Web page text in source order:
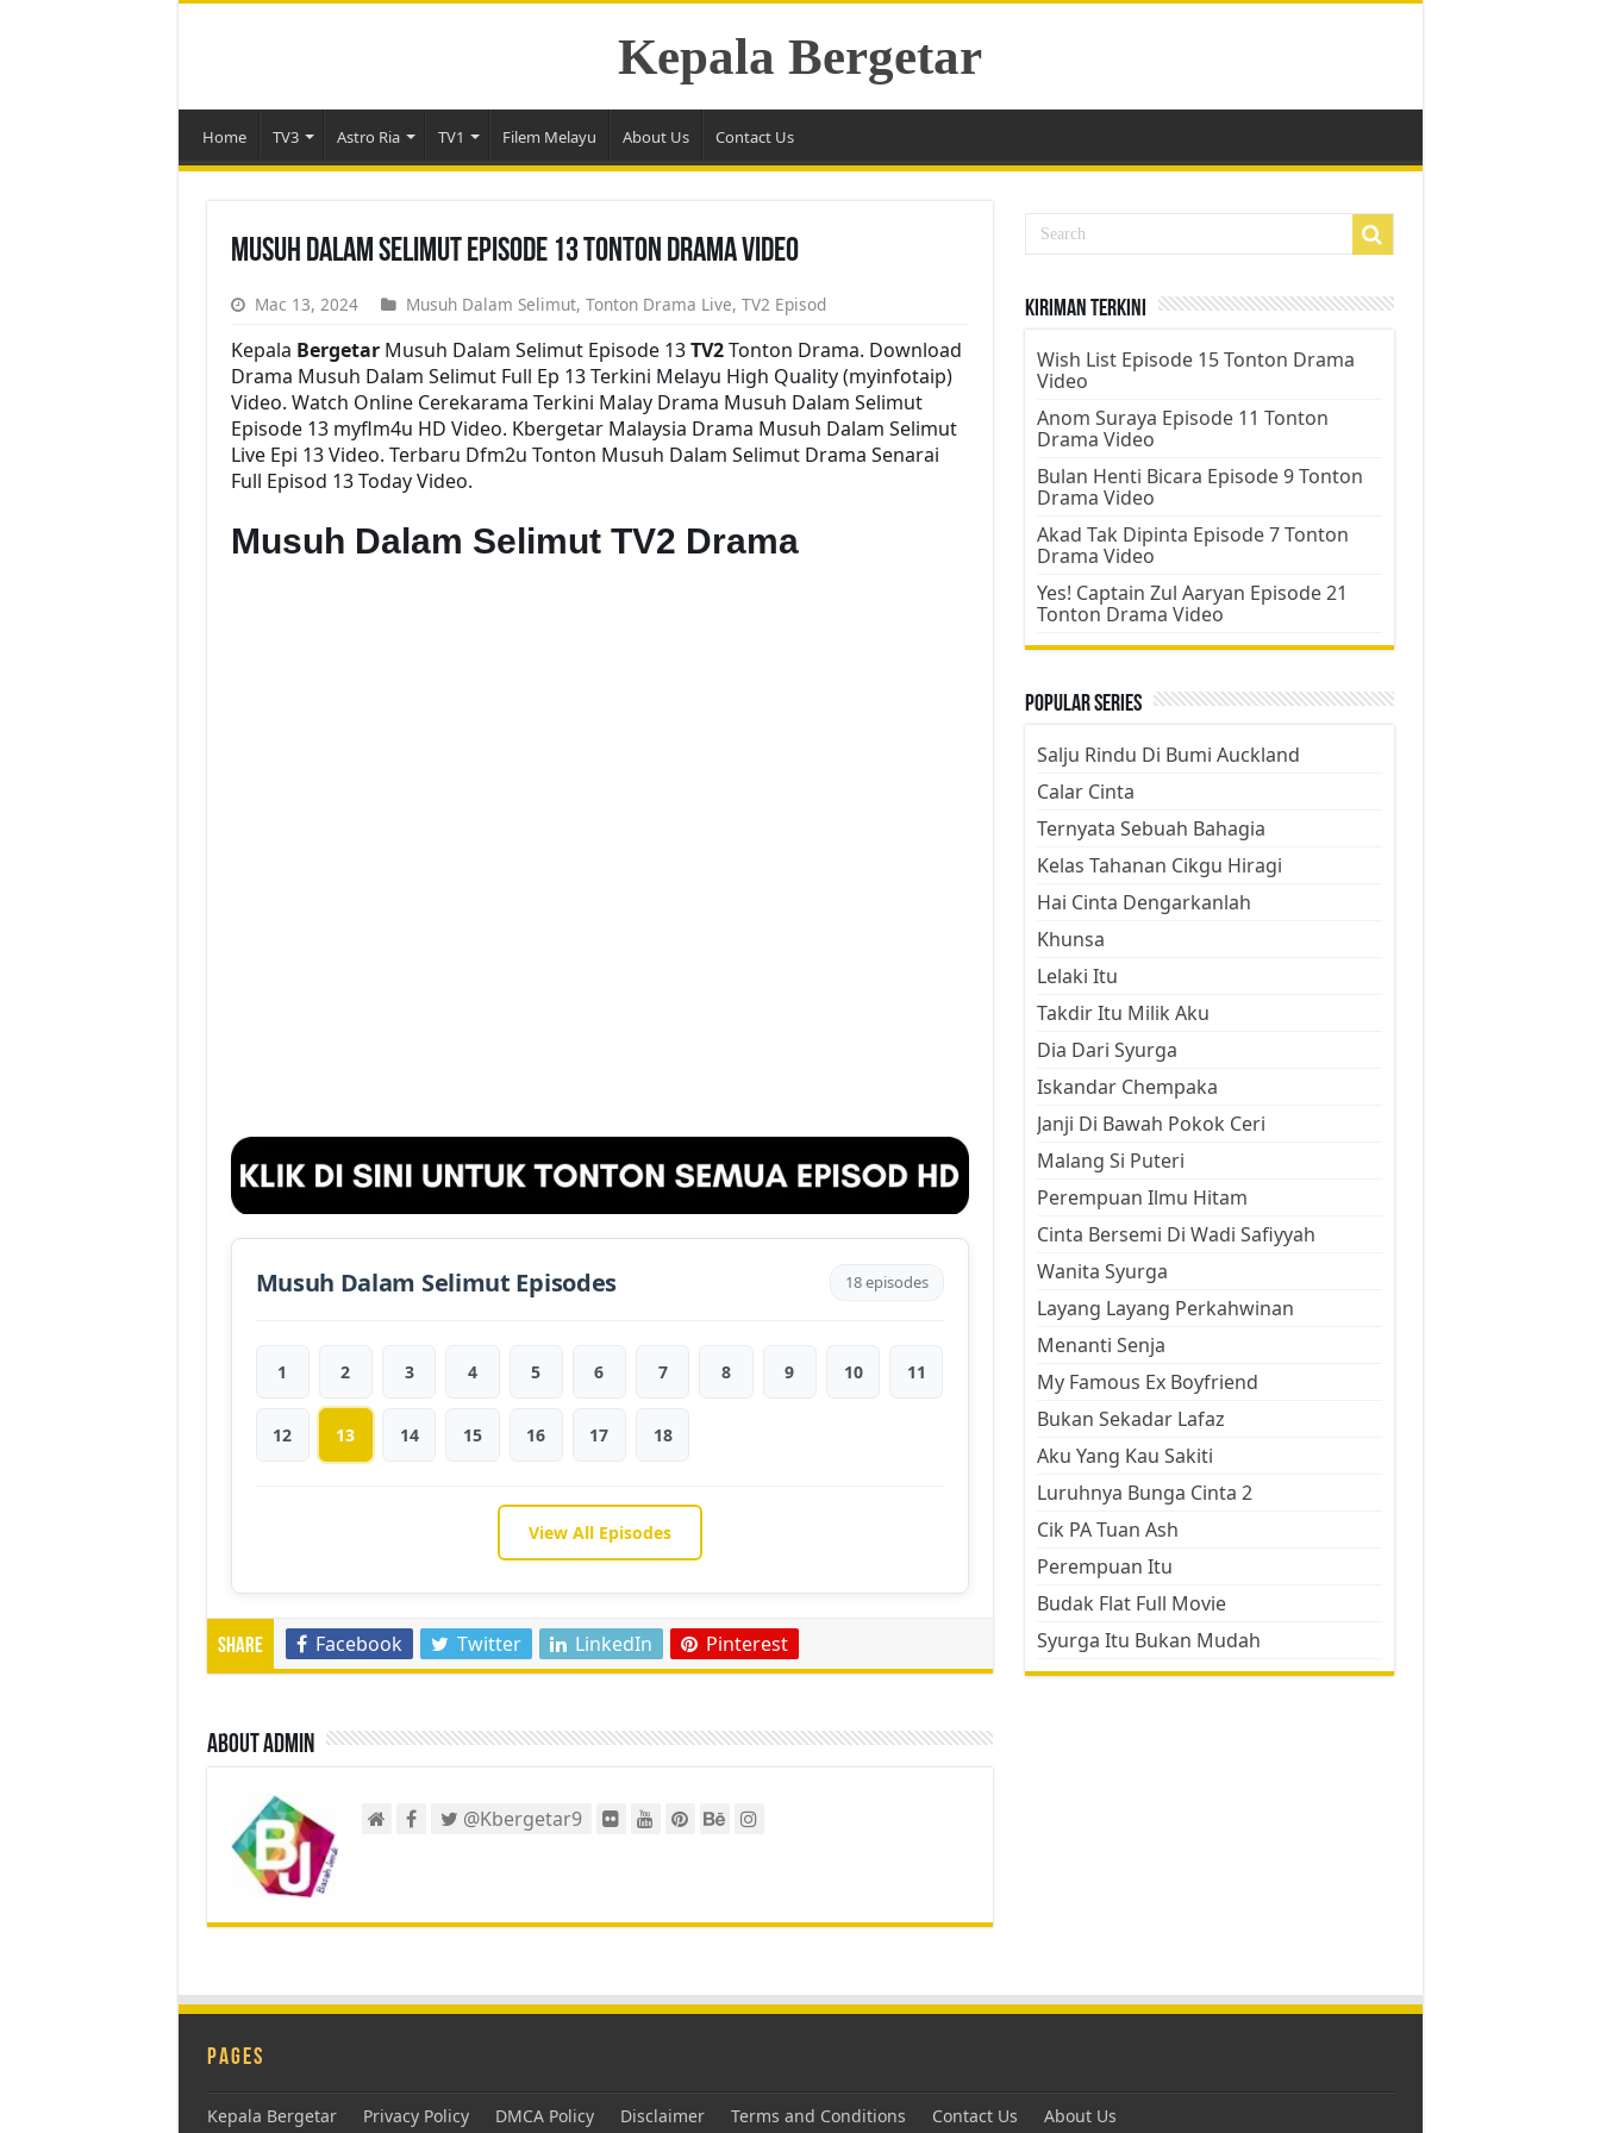
Kepala Bergetar
Home TV3 Astro Ria TV1 Filem Melayu About Us Contact Us
Musuh Dalam Selimut Episode 13 Tonton Drama Video
Mac 13, 2024 Musuh Dalam Selimut, Tonton Drama Live, TV2 Episod
Kepala BergetarMusuh Dalam Selimut Episode 13TV2Tonton Drama. Download
Drama Musuh Dalam Selimut Full Ep 13 Terkini Melayu High Quality (myinfotaip)
Video. Watch Online Cerekarama Terkini Malay Drama Musuh Dalam Selimut
Episode 13 myflm4u HD Video. Kbergetar Malaysia Drama Musuh Dalam Selimut
Live Epi 13 Video. Terbaru Dfm2u Tonton Musuh Dalam Selimut Drama Senarai
Full Episod 13 Today Video.
Musuh Dalam Selimut TV2 Drama
Musuh Dalam Selimut Episodes 18 episodes
1 2 3 4 5 6 7 8 9 10 11
12 13 14 15 16 17 18
View All Episodes
Share Facebook Twitter LinkedIn Pinterest
About admin
@Kbergetar9
Kiriman Terkini
Wish List Episode 15 Tonton Drama
Video
Anom Suraya Episode 11 Tonton
Drama Video
Bulan Henti Bicara Episode 9 Tonton
Drama Video
Akad Tak Dipinta Episode 7 Tonton
Drama Video
Yes! Captain Zul Aaryan Episode 21
Tonton Drama Video
Popular Series
Salju Rindu Di Bumi Auckland
Calar Cinta
Ternyata Sebuah Bahagia
Kelas Tahanan Cikgu Hiragi
Hai Cinta Dengarkanlah
Khunsa
Lelaki Itu
Takdir Itu Milik Aku
Dia Dari Syurga
Iskandar Chempaka
Janji Di Bawah Pokok Ceri
Malang Si Puteri
Perempuan Ilmu Hitam
Cinta Bersemi Di Wadi Safiyyah
Wanita Syurga
Layang Layang Perkahwinan
Menanti Senja
My Famous Ex Boyfriend
Bukan Sekadar Lafaz
Aku Yang Kau Sakiti
Luruhnya Bunga Cinta 2
Cik PA Tuan Ash
Perempuan Itu
Budak Flat Full Movie
Syurga Itu Bukan Mudah
Pages
Kepala Bergetar Privacy Policy DMCA Policy Disclaimer Terms and Conditions Contact Us About Us